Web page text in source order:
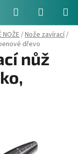
Hledat
KOŠÍK
NOŽE/Nože zavírací/
dřevo
nůž